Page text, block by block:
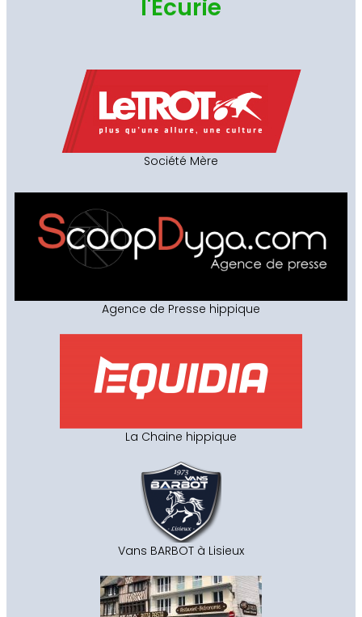
l'Ecurie
Société Mère
Agence de Presse hippique
La Chaine hippique
Vans BARBOT à Lisieux